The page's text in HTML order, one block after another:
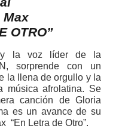
Max
OTRO”
y la voz líder de la
sorprende con un
la llena de orgullo y la
música afrolatina. Se
canción de Gloria
es un avance de su
“En Letra de Otro”.